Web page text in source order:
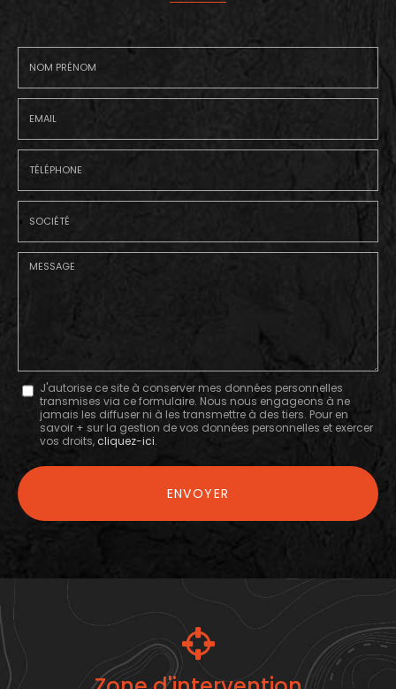
Nom
Prénom
*
Email
*
Tél.
*
Société
Message
J'autorise ce site à conserver mes données personnelles
transmises via ce formulaire. Nous nous engageons à ne
jamais les diffuser ni à les transmettre à des tiers. Pour en
savoir + sur la gestion de vos données personnelles et exercer
vos droits,cliquez-ici.
Acceptation
RGPD
*
ENVOYER